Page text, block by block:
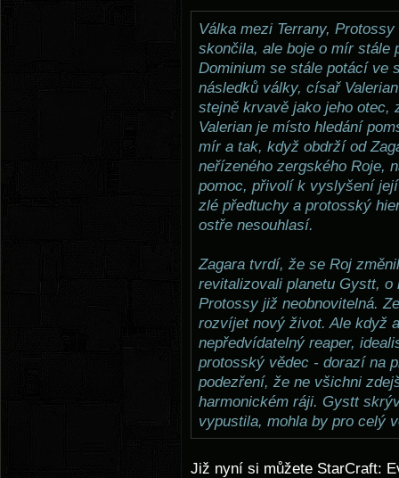
Válka mezi Terrany,
skončila, ale boje o mír stále
Dominium se stále potácí ve
následků války, císař
stejně krvavě jako jeho otec,
Valerian je místo hledání
mír a tak, když obdrží od
neřízeného zergského Roje,
pomoc, přivolí k vyslyšení
zlé předtuchy a protosský
ostře nesouhlasí.
Zagara tvrdí, že se Roj
revitalizovali planetu Gystt,
Protossy již neobnovitelná.
rozvíjet nový život. Ale když
nepředvídatelný reaper,
protosský vědec - dorazí na
podezření, že ne všichni
harmonickém ráji. Gystt
vypustila, mohla by pro celý
Již nyní si můžete StarCraft: